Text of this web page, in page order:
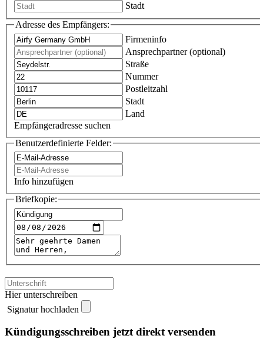
Stadt
Adresse des Empfängers:
Firmeninfo
Ansprechpartner (optional)
Straße
Nummer
Postleitzahl
Stadt
Land
Empfängeradresse suchen
Benutzerdefinierte Felder:
Info hinzufügen
Briefkopie:
Hier unterschreiben
Signatur hochladen
Kündigungsschreiben jetzt direkt versenden